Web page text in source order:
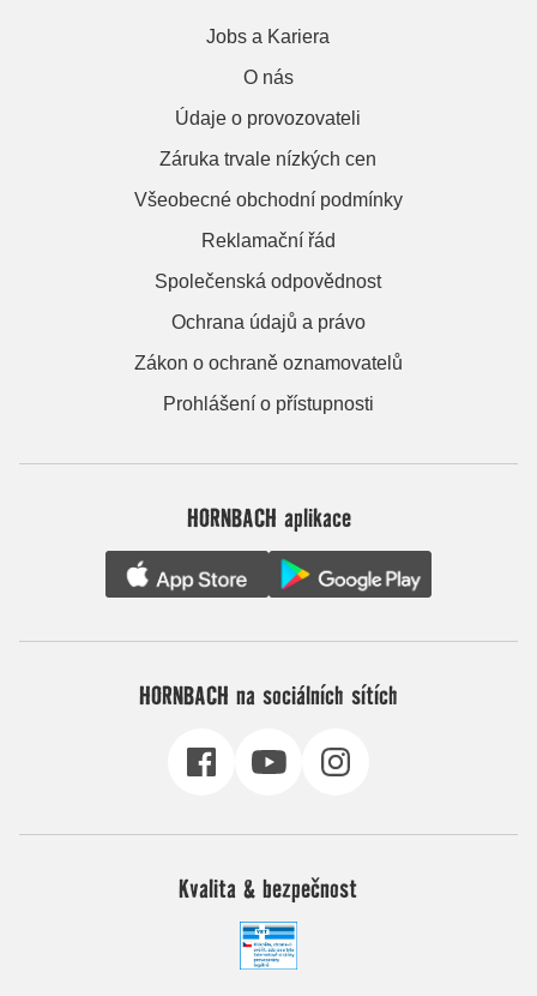
Jobs a Kariera
O nás
Údaje o provozovateli
Záruka trvale nízkých cen
Všeobecné obchodní podmínky
Reklamační řád
Společenská odpovědnost
Ochrana údajů a právo
Zákon o ochraně oznamovatelů
Prohlášení o přístupnosti
HORNBACH aplikace
HORNBACH na sociálních sítích
Kvalita & bezpečnost